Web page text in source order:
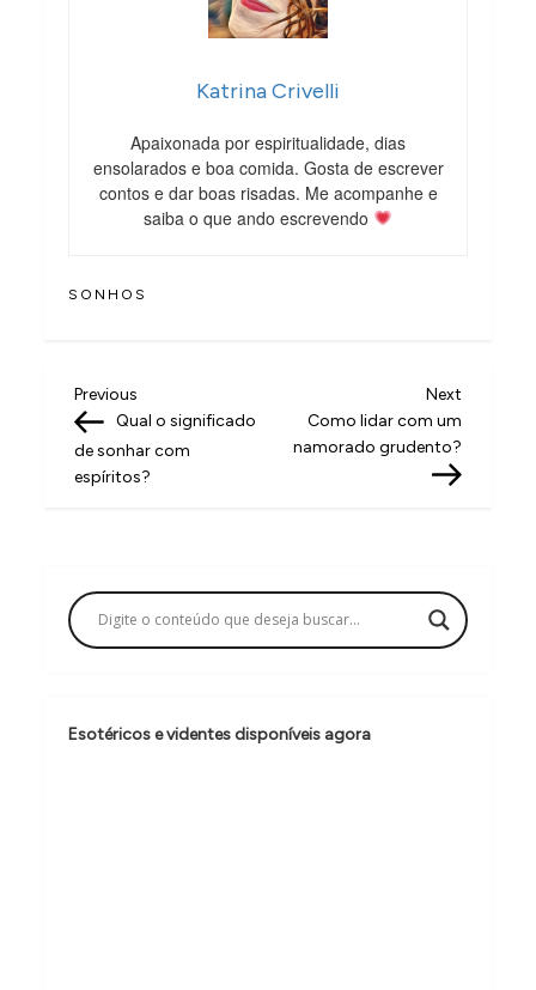
Katrina Crivelli
Apaixonada por espiritualidade, dias
ensolarados e boa comida. Gosta de escrever
contos e dar boas risadas. Me acompanhe e
saiba o que ando escrevendo
SONHOS
N
a
v
a
ç
o
d
Previous
Post
Previous
Qual o significado
de sonhar com
espíritos?
Next
Post
Next
Como lidar com um
namorado grudento?
Esotéricos e videntes disponíveis agora